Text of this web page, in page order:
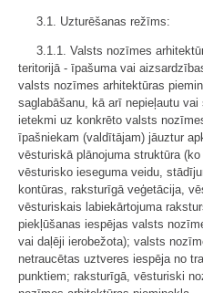
3.1. Uzturēšanas režīms:
3.1.1. Valsts nozīmes
teritorijā - īpašuma vai
valsts nozīmes arhitektūras
saglabāšanu, kā arī nepieļautu
ietekmi uz konkrēto valsts
īpašniekam (valdītājam) jāuztur
vēsturiskā plānojuma struktūra
vēsturisko ieseguma veidu,
kontūras, raksturīgā veģetācija,
vēsturiskais labiekārtojuma
piekļūšanas iespējas valsts
vai daļēji ierobežota); valsts
netraucētas uztveres iespēja no
punktiem; raksturīgā, vēsturiski